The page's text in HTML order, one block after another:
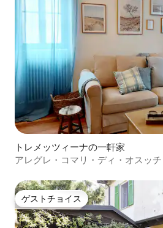
トレメッツィーナの一軒家
アレグレ・コマリ・ディ・オスッ
ゲストチョイス
ゲストチョイス